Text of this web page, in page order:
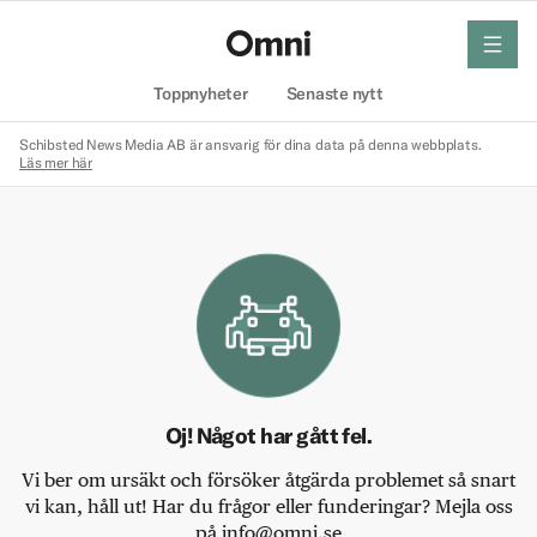
Toppnyheter Senaste nytt
meny
Schibsted News Media AB är ansvarig för dina data på denna webbplats.
Läs mer här
Oj! Något har gått fel.
Vi ber om ursäkt och försöker åtgärda problemet så snart
vi kan, håll ut! Har du frågor eller funderingar? Mejla oss